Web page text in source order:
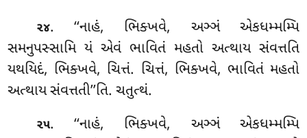
૨૪. ‘‘નાહં, ભિક્ખવે, અઞ્ઞં એકધમ્મમ્પિ
સમનુપસ્સામિ યં એવં ભાવિતં મહતો અત્થાય સંવત્તતિ
યથયિદં, ભિક્ખવે, ચિત્તં. ચિત્તં, ભિક્ખવે, ભાવિતં મહતો
અત્થાય સંવત્તતી’’તિ. ચતુત્થં.
૨૫. ‘‘નાહં, ભિક્ખવે, અઞ્ઞં એકધમ્મમ્પિ